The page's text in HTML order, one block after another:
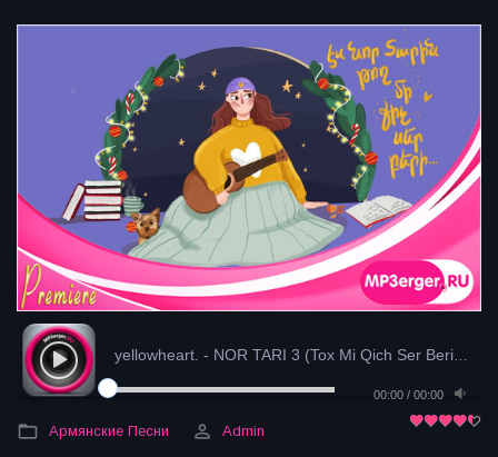
00:00 / 00:00
Армянские Песни Admin